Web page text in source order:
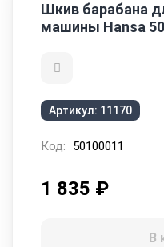
Шкив барабана
машины Hansa
Артикул: 11170
Код: 50100011
1 835 ₽
В